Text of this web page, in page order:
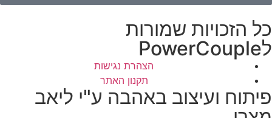
כל הזכויות שמורות
לPowerCouple
הצהרת נגישות
תקנון האתר
פיתוח ועיצוב באהבה ע"י ליאב